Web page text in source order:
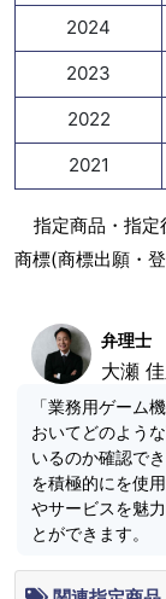
2024
2023
2022
2021
指定商品・指
商標(商標出願・
弁理士
大瀬
「業務用ゲーム
おいてどのよう
いるのか確認で
を積極的にを使
やサービスを魅
とができます。